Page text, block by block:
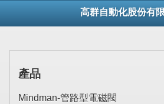
高群自動化股份有
產品
Mindman-管路型電磁閥